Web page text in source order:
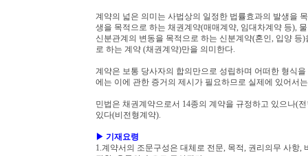
계약의 넓은 의미는 사법상의 일정한 법률효과의 발생을
생을 목적으로 하는 채권계약(매매계약, 임대차계약 등),
신분관계의 변동을 목적으로 하는 신분계약(혼인, 입양
로 하는 계약 (채권계약)만을 의미한다.
계약은 보통 당사자의 합의만으로 성립하며 어떠한 형식
에는 이에 관한 증거의 제시가 필요하므로 실제에 있어서
민법은 채권계약으로서 14종의 계약을 규정하고 있으나(
있다(비전형계약).
▶ 기재요령
1.계약서의 조문구성은 대체로 전문, 목적, 권리의무 사항